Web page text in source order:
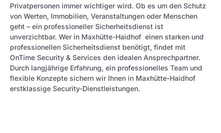
Privatpersonen immer wichtiger wird. Ob es um den Schutz
von Werten, Immobilien, Veranstaltungen oder Menschen
geht – ein professioneller Sicherheitsdienst ist
unverzichtbar. Wer in Maxhütte-Haidhof einen starken und
professionellen Sicherheitsdienst benötigt, findet mit
OnTime Security & Services den idealen Ansprechpartner.
Durch langjährige Erfahrung, ein professionelles Team und
flexible Konzepte sichern wir Ihnen in Maxhütte-Haidhof
erstklassige Security-Dienstleistungen.